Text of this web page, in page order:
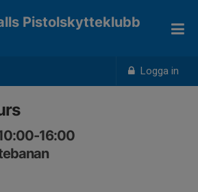
Logga in
Pistolskytteklubb
16:00